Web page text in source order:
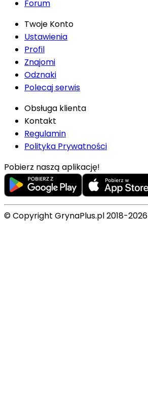
Forum
Twoje Konto
Ustawienia
Profil
Znajomi
Odznaki
Polecaj serwis
Obsługa klienta
Kontakt
Regulamin
Polityka Prywatności
Pobierz naszą aplikację!
© Copyright GrynaPlus.pl 2018-2026